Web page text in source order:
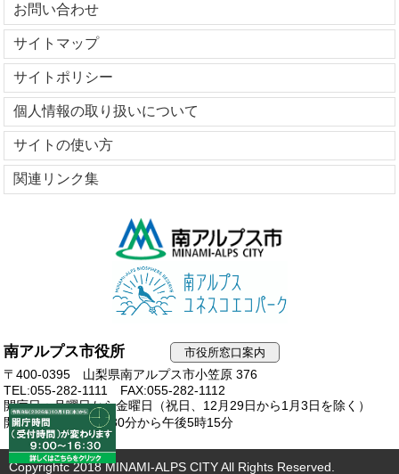
お問い合わせ
サイトマップ
サイトポリシー
個人情報の取り扱いについて
サイトの使い方
関連リンク集
南アルプス市役所 市役所窓口案内
〒400-0395 山梨県南アルプス市小笠原 376
TEL:055-282-1111
FAX:055-282-1112
開庁日：月曜日から金曜日（祝日、12月29日から1月3日を除く）
開庁時間：午前8時30分から午後5時15分
Copyrightc 2018 MINAMI-ALPS CITY All Rights Reserved.